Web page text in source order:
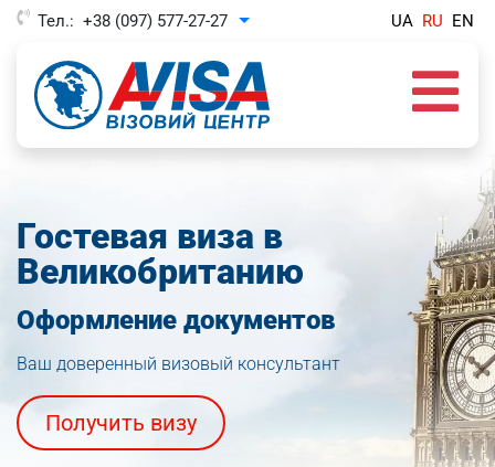
Тел.: +38 (097) 577-27-27 Toggle Dropdown UA RU EN
Гостевая виза в
Великобританию
Оформление документов
Ваш доверенный визовый консультант
Получить визу